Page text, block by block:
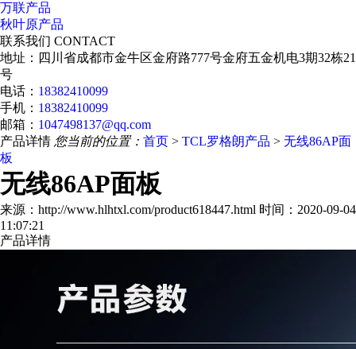
万联产品
秋叶原产品
联系我们 CONTACT
地址：四川省成都市金牛区金府路777号金府五金机电3期32栋21
号
电话： 18382410099
手机： 18382410099
邮箱： 1047498137@qq.com
产品详情 您当前的位置： 首页 > TCL罗格朗产品 > 无线86AP面
板
无线86AP面板
来源：http://www.hlhtxl.com/product618447.html 时间：2020-09-04
11:07:21
产品详情